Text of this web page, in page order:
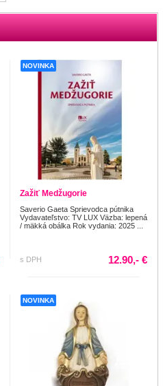
NOVINKA
Zažiť Medžugorie
Saverio Gaeta Sprievodca pútnika
Vydavateľstvo: TV LUX Väzba: lepená
/ mäkká obálka Rok vydania: 2025 ...
s DPH 12.90,- €
NOVINKA